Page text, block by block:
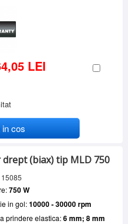
LEI
cos
drept (biax) tip MLD 750
750 W
in gol:10000 - 30000 rpm
prindere elastica:6 mm; 8 mm